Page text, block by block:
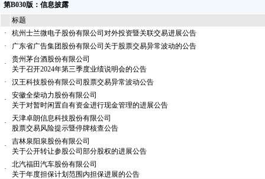
第B030版：信息披露
标题
·
杭州士兰微电子股份有限公司对外投资暨关联交易进展公告
·
广东省广告集团股份有限公司关于股票交易异常波动的公告
·
贵州茅台酒股份有限公司
关于召开2024年第三季度业绩说明会的公告
·
汉王科技股份有限公司股票交易异常波动公告
·
安徽全柴动力股份有限公司
关于对暂时闲置自有资金进行现金管理的进展公告
·
天津卓朗信息科技股份有限公司
股票交易风险提示暨停牌核查公告
·
吉林泉阳泉股份有限公司
关于公开转让参股公司部分股权的进展公告
·
北汽福田汽车股份有限公司
关于年度担保计划范围内担保进展的公告